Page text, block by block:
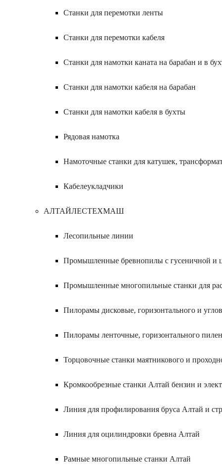
Станки для перемотки ленты
Станки для перемотки кабеля
Станки для намотки каната на барабан и в
Станки для намотки кабеля на барабан
Станки для намотки кабеля в бухты
Рядовая намотка
Намоточные станки для катушек,
Кабелеукладчики
АЛТАЙЛЕСТЕХМАШ
Лесопильные линии
Промышленные бревнопилы с гусеничной и
Промышленные многопильные станки для
Пилорамы дисковые, горизонтального и
Пилорамы ленточные, горизонтального
Торцовочные станки маятникового и
Кромкообрезные станки Алтай бензин и
Линия для профилирования бруса Алтай и
Линия для оцилиндровки бревна Алтай
Рамные многопильные станки Алтай